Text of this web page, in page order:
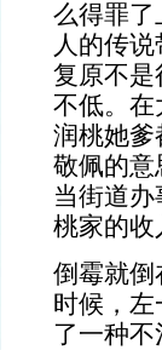
么得罪了
人的传
复原不是
不低。在
润桃她爹
敬佩的意
当街道
桃家的收
倒霉就倒
时候，
了一种不